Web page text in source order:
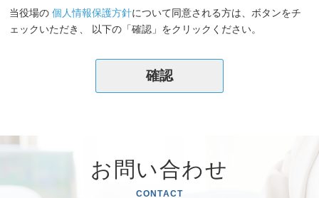
当役場の個人情報保護方針について同意される方は、ボタンをチ
ェックいただき、 以下の「確認」をクリックください。
お問い合わせ
CONTACT